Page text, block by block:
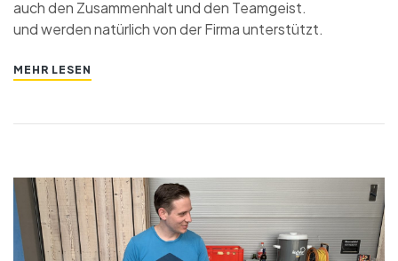
auch den Zusammenhalt und den Teamgeist.
und werden natürlich von der Firma unterstützt.
MEHR LESEN